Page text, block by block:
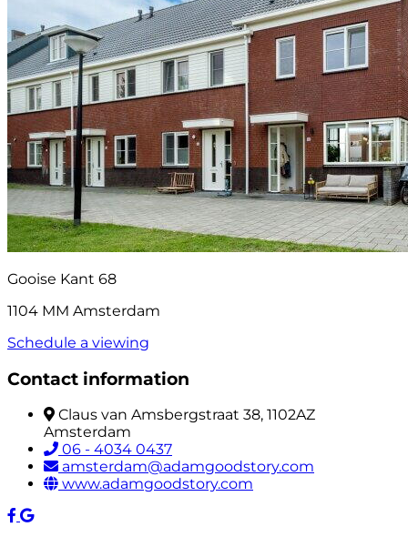
Gooise Kant 68
1104 MM Amsterdam
Schedule a viewing
Contact information
Claus van Amsbergstraat 38, 1102AZ
Amsterdam
06 - 4034 0437
amsterdam@adamgoodstory.com
www.adamgoodstory.com